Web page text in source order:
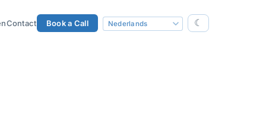
Contact Book a Call ☾